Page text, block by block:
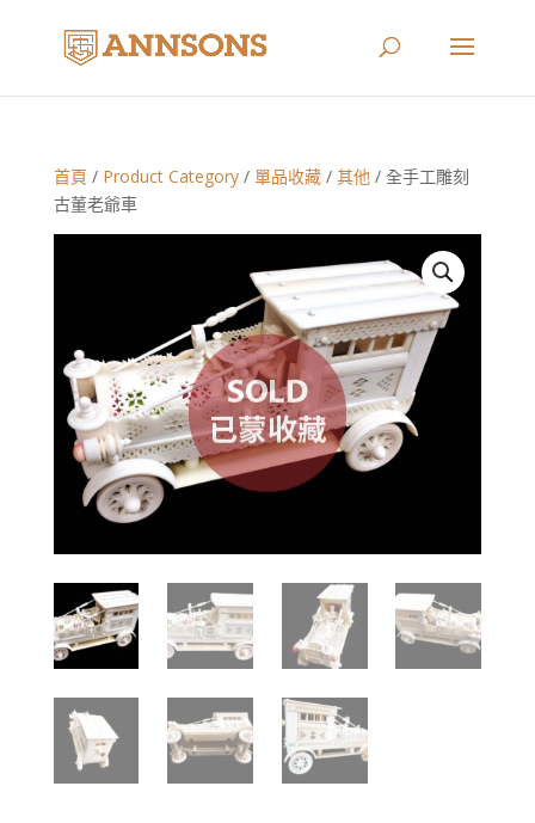
首頁 / Product Category/ 單品收藏/ 其他/ 全手工雕刻
古董老爺車